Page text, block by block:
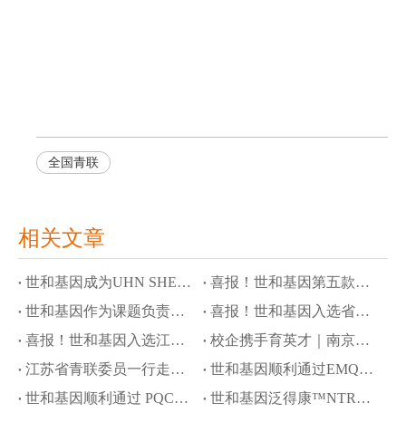
全国青联
相关文章
世和基因成为UHN SHERLOCK研究首个商业基因检测合作伙伴
喜报！世和基因第五款产品进入创新医疗器械通道
世和基因作为课题负责单位参与国家科技重大专项，攻关隐匿性肿瘤液体活检
喜报！世和基因入选省级高质量数据集建设先行先试项目
喜报！世和基因入选江苏省工信领域行业高质量数据集建设先行先试名单
校企携手育英才｜南京大学奖学金颁奖仪式暨世和基因企业开放日
江苏省青联委员一行走访世和基因
世和基因顺利通过EMQN四项室间质评
世和基因顺利通过 PQCC 胃癌 Claudin 18.2 免疫组化判读能力验证
世和基因泛得康™NTRK试剂盒再获批瑞普替尼伴随诊断